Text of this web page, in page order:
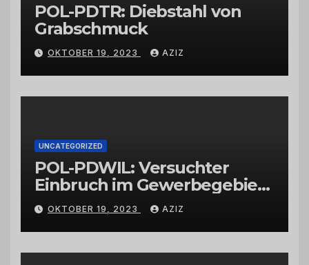
POL-PDTR: Diebstahl von
Grabschmuck
OKTOBER 19, 2023 AZIZ
UNCATEGORIZED
POL-PDWIL: Versuchter
Einbruch im Gewerbegebiet
Wittlich
OKTOBER 19, 2023 AZIZ